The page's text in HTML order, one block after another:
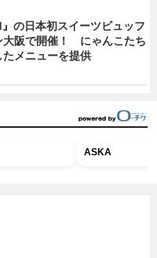
の日本初スイーツビュッフ
大阪で開催！ にゃんこたち
たメニューを提供
ASKA